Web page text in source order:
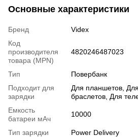
Основные характеристики
Бренд
Videx
Код
производителя
товара (MPN)
4820246487023
Тип
Повербанк
Подходит для
зарядки
Для планшетов,
браслетов, Для
Емкость
батареи мАч
10000
Тип зарядки
Power Delivery